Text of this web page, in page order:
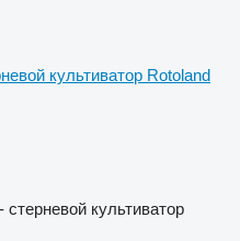
культиватор Rotoland
культиватор